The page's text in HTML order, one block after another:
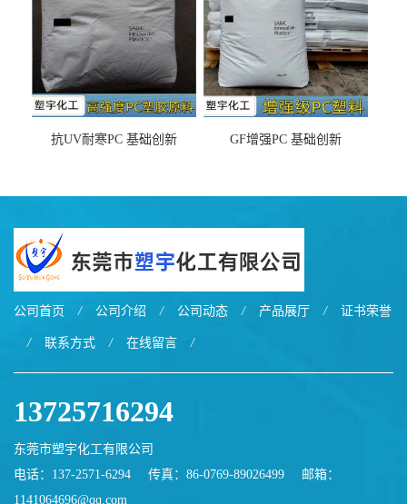
抗UV耐寒PC 基础创新
GF增强PC 基础创新
公司首页 / 公司介绍 / 公司动态 / 产品展厅 / 证书荣誉
/ 联系方式 / 在线留言 /
13725716294
东莞市塑宇化工有限公司
电话：137-2571-6294
传真：86-0769-89026499
邮箱：
1141064696@qq.com